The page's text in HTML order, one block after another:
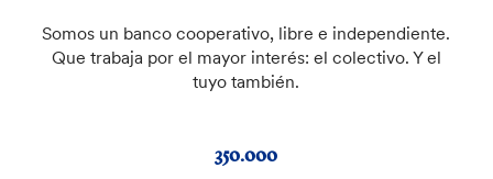
Somos un banco cooperativo, libre e independiente.
Que trabaja por el mayor interés: el colectivo. Y el
tuyo también.
350.000